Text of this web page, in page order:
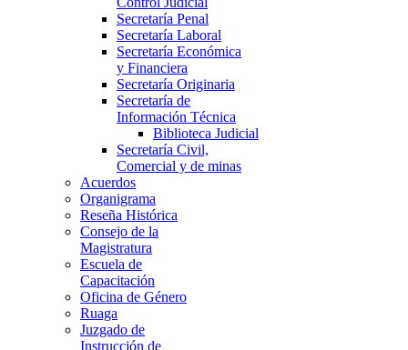
Secretaría Penal
Secretaría Laboral
Secretaría Económica
y Financiera
Secretaría Originaria
Secretaría de
Información Técnica
Biblioteca Judicial
Secretaría Civil,
Comercial y de minas
Acuerdos
Organigrama
Reseña Histórica
Consejo de la
Magistratura
Escuela de
Capacitación
Oficina de Género
Ruaga
Juzgado de
Instrucción de